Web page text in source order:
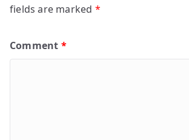
fields are marked *
Comment *